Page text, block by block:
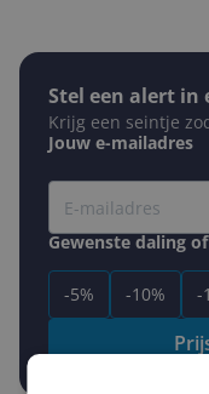
Stel een alert in
Krijg een seintje
Jouw e-mailadres
Gewenste daling
-5% -10% -